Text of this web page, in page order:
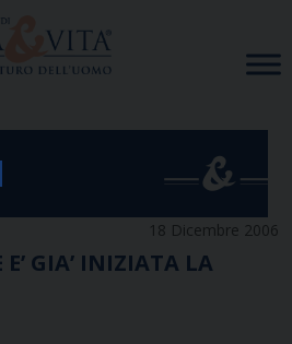
18 Dicembre 2006
GIA’ INIZIATA LA